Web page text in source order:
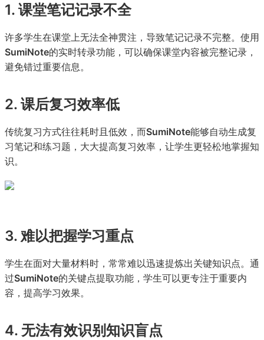
1. 课堂笔记记录不全
许多学生在课堂上无法全神贯注，导致笔记记录不完整。使用
SumiNote的实时转录功能，可以确保课堂内容被完整记录，
避免错过重要信息。
2. 课后复习效率低
传统复习方式往往耗时且低效，而SumiNote能够自动生成复
习笔记和练习题，大大提高复习效率，让学生更轻松地掌握知
识。
3. 难以把握学习重点
学生在面对大量材料时，常常难以迅速提炼出关键知识点。通
过SumiNote的关键点提取功能，学生可以更专注于重要内
容，提高学习效果。
4. 无法有效识别知识盲点